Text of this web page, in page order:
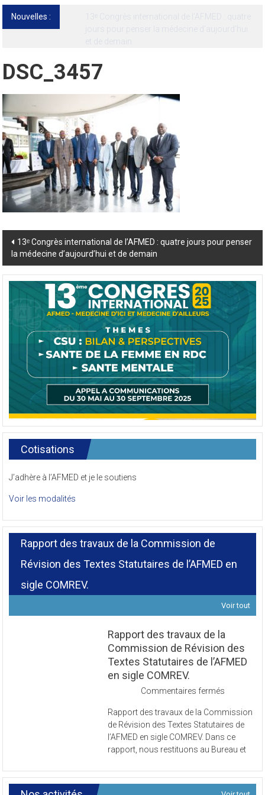
Nouvelles :
13ᵉ Congrès international de l’AFMED : quatre
jours pour penser la médecine d’aujourd’hui
et de demain
DSC_3457
Post
navigation
13ᵉ Congrès international de l’AFMED : quatre jours pour penser
la médecine d’aujourd’hui et de demain
Cotisations
J’adhère à l’AFMED et je le soutiens
Voir les modalités
Rapport des travaux de la Commission de
Révision des Textes Statutaires de l’AFMED en
sigle COMREV.
Voir tout
Rapport des travaux de la
Commission de Révision des
Textes Statutaires de l’AFMED
en sigle COMREV.
Commentaires fermés
des
travaux
de
la
de
Révision
Rapport des travaux de la Commission
de Révision des Textes Statutaires de
l’AFMED en sigle COMREV. Dans ce
rapport, nous restituons au Bureau et